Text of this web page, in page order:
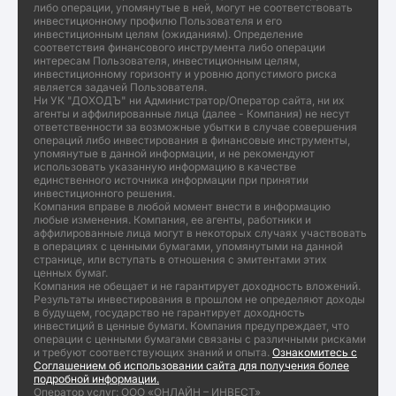
либо операции, упомянутые в ней, могут не соответствовать
инвестиционному профилю Пользователя и его
инвестиционным целям (ожиданиям). Определение
соответствия финансового инструмента либо операции
интересам Пользователя, инвестиционным целям,
инвестиционному горизонту и уровню допустимого риска
является задачей Пользователя.
Ни УК "ДОХОДЪ" ни Администратор/Оператор сайта, ни их
агенты и аффилированные лица (далее - Компания) не несут
ответственности за возможные убытки в случае совершения
операций либо инвестирования в финансовые инструменты,
упомянутые в данной информации, и не рекомендуют
использовать указанную информацию в качестве
единственного источника информации при принятии
инвестиционного решения.
Компания вправе в любой момент внести в информацию
любые изменения. Компания, ее агенты, работники и
аффилированные лица могут в некоторых случаях участвовать
в операциях с ценными бумагами, упомянутыми на данной
странице, или вступать в отношения с эмитентами этих
ценных бумаг.
Компания не обещает и не гарантирует доходность вложений.
Результаты инвестирования в прошлом не определяют доходы
в будущем, государство не гарантирует доходность
инвестиций в ценные бумаги. Компания предупреждает, что
операции с ценными бумагами связаны с различными рисками
и требуют соответствующих знаний и опыта. Ознакомитесь с
Соглашением об использовании сайта для получения более
подробной информации.
Оператор услуг: ООО «ОНЛАЙН – ИНВЕСТ»